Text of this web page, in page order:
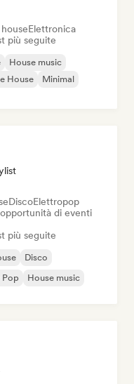
Elettronica
più seguite
House music
House
Minimal
DiscoElettropop
di eventi
più seguite
Disco
Pop House music